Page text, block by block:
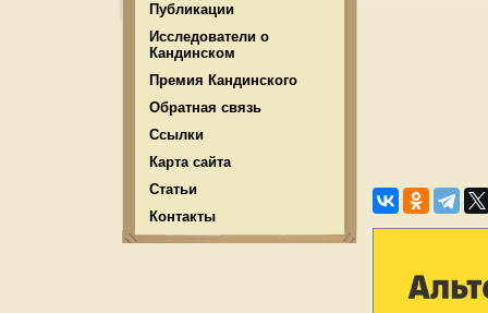
Публикации
Исследователи о
Кандинском
Премия Кандинского
Обратная связь
Ссылки
Карта сайта
Статьи
Контакты